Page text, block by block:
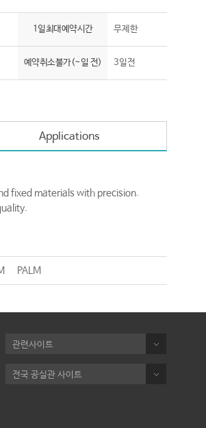
1일최대예약시간 무제한
예약취소불가(~일 전) 3일전
Applications
fixed materials with precision.
PALM
관련사이트
전국 공실관 사이트